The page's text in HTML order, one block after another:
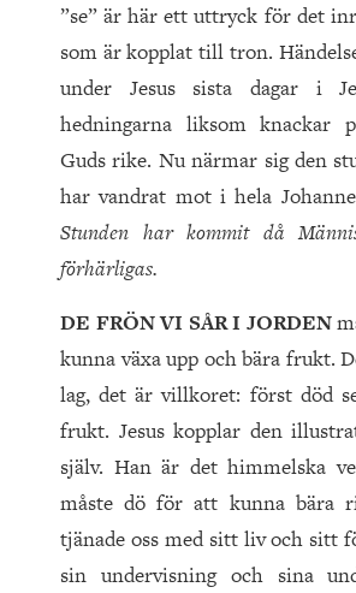
”se” är här ett uttryck för det
som är kopplat till tron.
under Jesus sista dagar i
hedningarna liksom knackar
Guds rike. Nu närmar sig den
har vandrat mot i hela
Stunden har kommit då
förhärligas.
DE FRÖN VI SÅR I JORDEN
kunna växa upp och bära frukt.
lag, det är villkoret: först död
frukt. Jesus kopplar den
själv. Han är det himmelska
måste dö för att kunna bära
tjänade oss med sitt liv och sitt
sin undervisning och sina